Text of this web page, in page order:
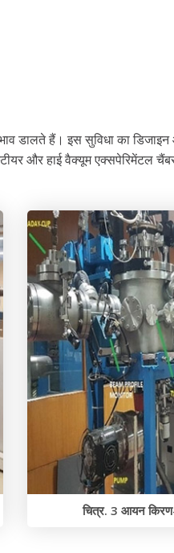
डालते हैं। इस सुविधा का डिजाइन
और हाई वैक्यूम एक्सपेरिमेंटल
चित्र. 3 आयन